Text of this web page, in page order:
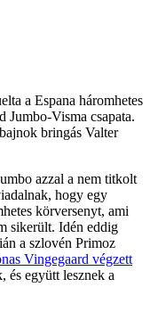
a Espana háromhetes
Jumbo-Visma csapata.
bringás Valter
azzal a nem titkolt
hogy egy
körversenyt, ami
sikerült. Idén eddig
a szlovén Primoz
Vingegaard végzett
és együtt lesznek a